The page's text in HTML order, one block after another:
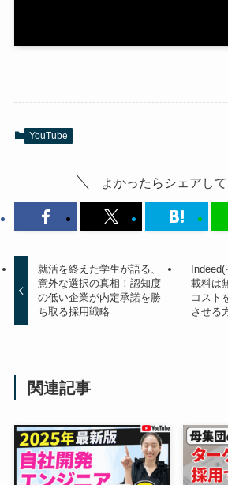
YouTube
よかったらシェアして
就活を終えた学生が語る、
意外な選択の真相！認知度
の低い企業が内定承諾を勝
ち取る採用戦略
載料は
コスト
させる
関連記事